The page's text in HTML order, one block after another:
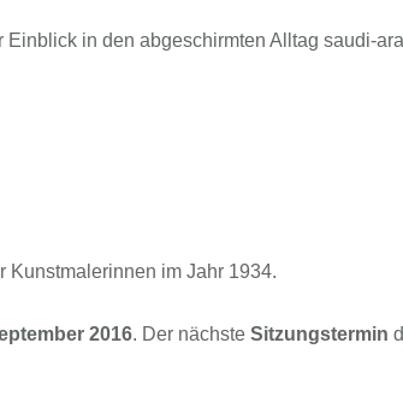
in den abgeschirmten Alltag saudi-
Kunstmalerinnen im Jahr 1934.
2016. Der nächste Sitzungstermin